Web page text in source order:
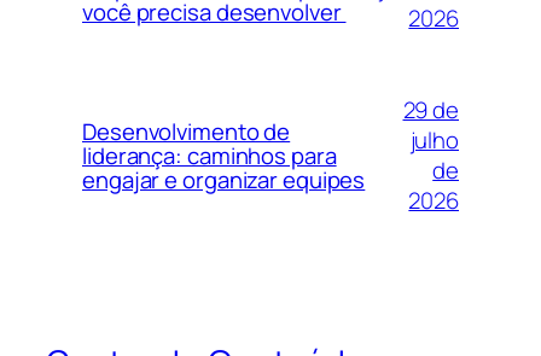
você precisa desenvolver
2026
Desenvolvimento de
liderança: caminhos para
engajar e organizar equipes
29 de
julho
de
2026